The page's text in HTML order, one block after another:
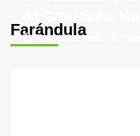
Farándula
Prensa Dateando